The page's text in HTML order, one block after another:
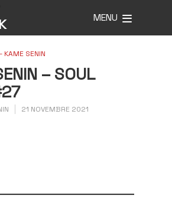
MENU
KAME SENIN
– SOUL
21 NOVEMBRE 2021